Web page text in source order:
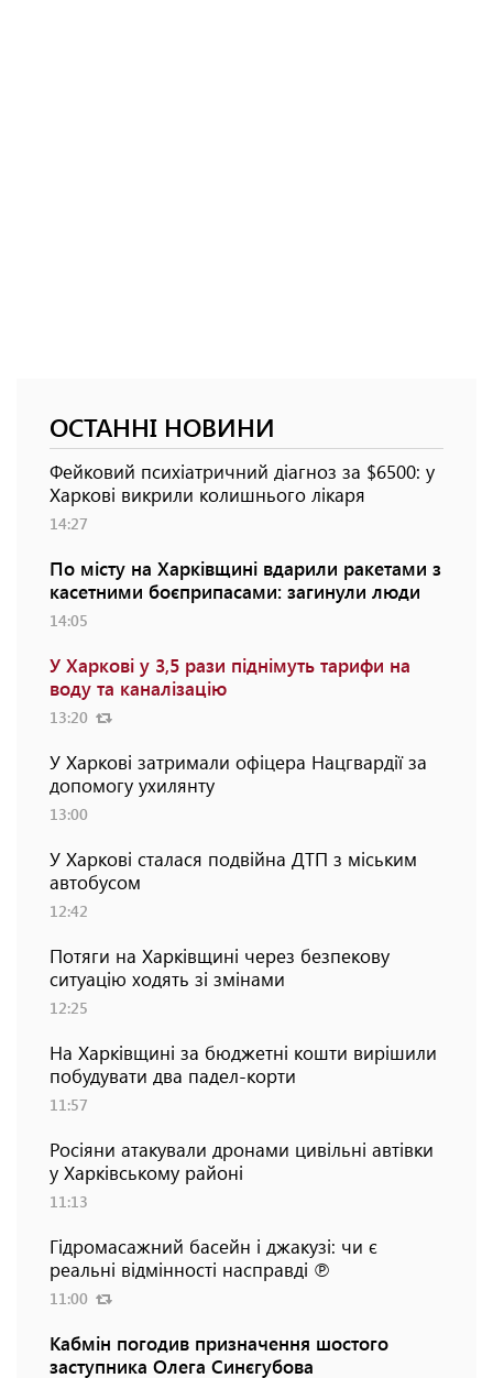
ОСТАННІ НОВИНИ
Фейковий психіатричний діагноз за $6500: у
Харкові викрили колишнього лікаря
14:27
По місту на Харківщині вдарили ракетами з
касетними боєприпасами: загинули люди
14:05
У Харкові у 3,5 рази піднімуть тарифи на
воду та каналізацію
13:20
У Харкові затримали офіцера Нацгвардії за
допомогу ухилянту
13:00
У Харкові сталася подвійна ДТП з міським
автобусом
12:42
Потяги на Харківщині через безпекову
ситуацію ходять зі змінами
12:25
На Харківщині за бюджетні кошти вирішили
побудувати два падел-корти
11:57
Росіяни атакували дронами цивільні автівки
у Харківському районі
11:13
Гідромасажний басейн і джакузі: чи є
реальні відмінності насправді ℗
11:00
Кабмін погодив призначення шостого
заступника Олега Синєгубова